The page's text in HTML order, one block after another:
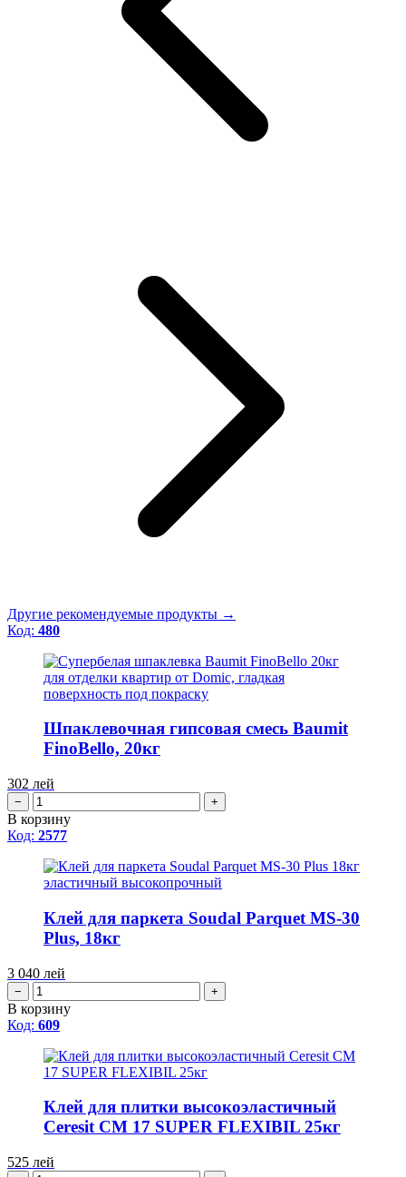
Другие рекомендуемые продукты →
Код: 480
Шпаклевочная гипсовая смесь Baumit
FinoBello, 20кг
302 лей
− +
В корзину
Код: 2577
Клей для паркета Soudal Parquet MS-30
Plus, 18кг
3 040 лей
− +
В корзину
Код: 609
Клей для плитки высокоэластичный
Ceresit CM 17 SUPER FLEXIBIL 25кг
525 лей